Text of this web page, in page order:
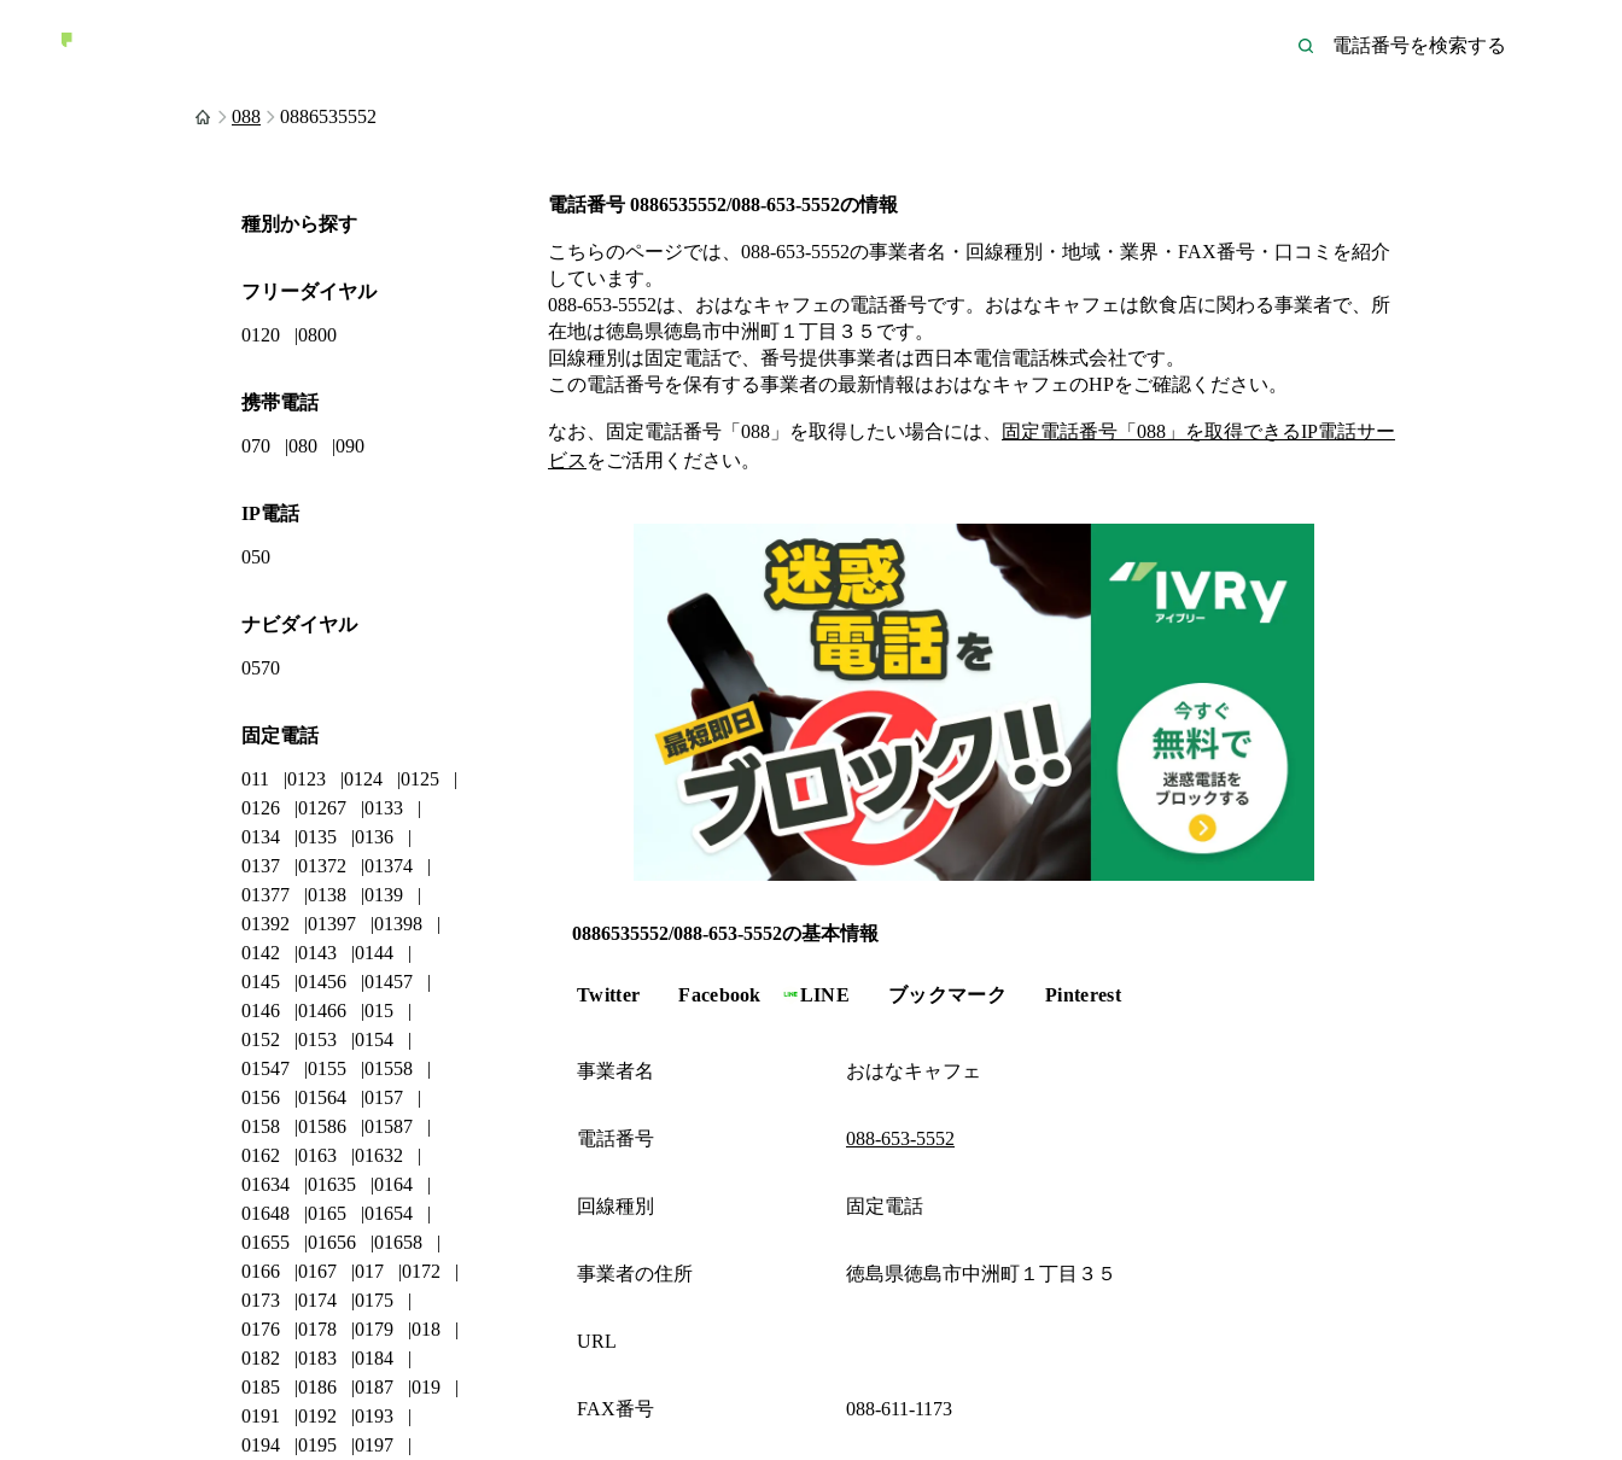
088 0886535552
電話番号 0886535552/088-653-5552の情報
こちらのページでは、 088-653-5552の事業者名・回線種別・地域・業界・FAX番号・口コミを紹介
しています。
088-653-5552は、 おはなキャフェの電話番号です。 おはなキャフェは飲食店に関わる事業者で、所
在地は徳島県徳島市中洲町１丁目３５ です。
回線種別は固定電話で、番号提供事業者は西日本電信電話株式会社です。
この電話番号を保有する事業者の最新情報はおはなキャフェのHPをご確認ください。
なお、固定電話番号「 088 」を取得したい場合には、 固定電話番号「 088 」を取得できるIP電話サー
ビス をご活用ください。
0886535552/088-653-5552の基本情報
Twitter Facebook LINE ブックマーク Pinterest
事業者名 おはなキャフェ
電話番号 088-653-5552
回線種別 固定電話
事業者の住所 徳島県徳島市中洲町１丁目３５
URL
FAX番号 088-611-1173
種別から探す
フリーダイヤル
0120 0800
携帯電話
070 080 090
IP電話
050
ナビダイヤル
0570
固定電話
011 0123 0124
0125
0126
01267
0133
0134
0135
0136
0137
01372
01374
01377
0138
0139
01392
01397
01398
0142
0143
0144
0145
01456
01457
0146
01466
015
0152
0153
0154
01547
0155
01558
0156
01564
0157
0158
01586
01587
0162
0163
01632
01634
01635
0164
01648
0165
01654
01655
01656
01658
0166
0167 017
0172
0173
0174
0175
0176
0178 0179
018
0182
0183
0184
0185
0186 0187
019
0191
0192
0193
0194
0195
0197